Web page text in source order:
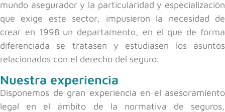
mundo asegurador y la particularidad y especialización
que exige este sector, impusieron la necesidad de
crear en 1998 un departamento, en el que de forma
diferenciada se tratasen y estudiasen los asuntos
relacionados con el derecho del seguro.
Nuestra experiencia
Disponemos de gran experiencia en el asesoramiento
legal en el ámbito de la normativa de seguros,